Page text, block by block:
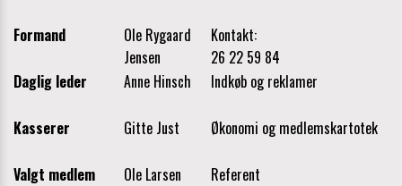
Formand
Ole Rygaard
Jensen
Kontakt:
26 22 59 84
Daglig leder
Anne Hinsch Indkøb og reklamer
Kasserer Gitte Just Økonomi og medlemskartotek
Valgt medlem Ole Larsen Referent